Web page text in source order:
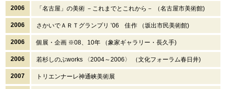
2006 「名古屋」の美術 －これまでとこれから－ （名古屋市美術館)
2006 さかいでＡＲＴグランプリ ’06 佳作 （坂出市民美術館)
2006 個展・企画 ※08、10年 （象家ギャラリー・長久手)
2006 若杉しのぶworks 〈2004～2006〉 （文化フォーラム春日井)
2007 トリエンナーレ神通峡美術展